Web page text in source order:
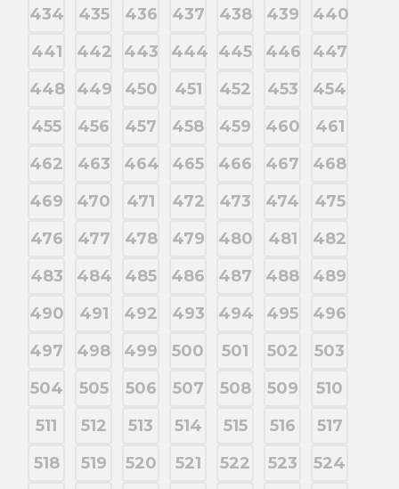
434 435 436 437 438 439
440
441
442 443 444 445 446
447
448
449 450 451 452 453
454
455
456 457 458 459 460
461
462
463 464 465 466 467
468
469
470 471 472 473 474
475
476
477 478 479 480 481
482
483
484 485 486 487 488
489
490
491 492 493 494 495
496
497
498 499 500 501 502
503
504
505 506 507 508 509
510
511
512 513 514 515 516
517
518
519 520 521 522 523
524